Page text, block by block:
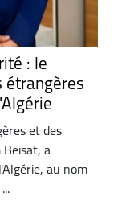
: le
et des
a
au nom